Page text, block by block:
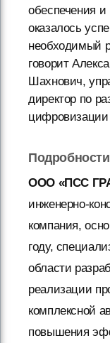
обеспечения
оказалось
необходимый
говорит
Шахнович,
директор по
Подробности
ООО «ПСС
инженерно-
компания,
году,
области
реализации
комплексной
повышения